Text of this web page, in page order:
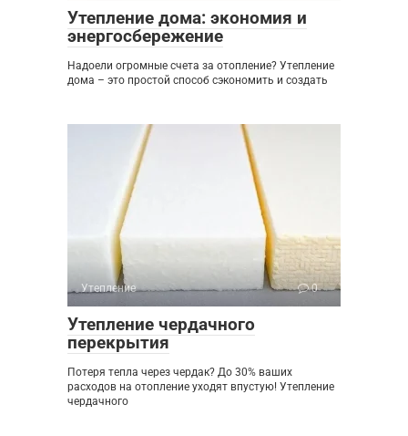
Утепление дома: экономия и
энергосбережение
Надоели огромные счета за отопление? Утепление
дома – это простой способ сэкономить и создать
Утепление 0
Утепление чердачного
перекрытия
Потеря тепла через чердак? До 30% ваших
расходов на отопление уходят впустую! Утепление
чердачного